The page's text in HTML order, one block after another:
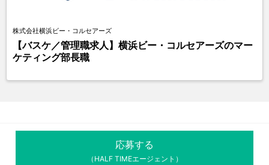
株式会社横浜ビー・コルセアーズ
【バスケ／管理職求人】横浜ビー・コルセアーズのマー
ケティング部長職
応募する
（HALF TIMEエージェント）